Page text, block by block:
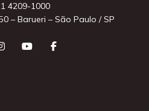
4209-1000
– Barueri – São Paulo / SP